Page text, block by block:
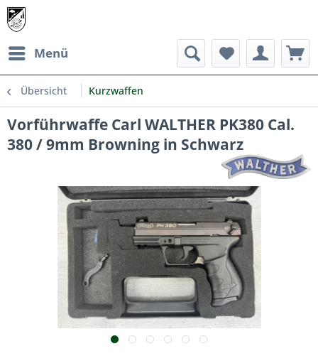
Menü
Übersicht Kurzwaffen
Vorführwaffe Carl WALTHER PK380 Cal.
380 / 9mm Browning in Schwarz